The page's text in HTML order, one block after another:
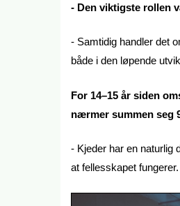
- Den viktigste rollen
- Samtidig handler det
både i den løpende
For 14–15 år siden
nærmer summen seg
- Kjeder har en naturlig
at fellesskapet fungerer.